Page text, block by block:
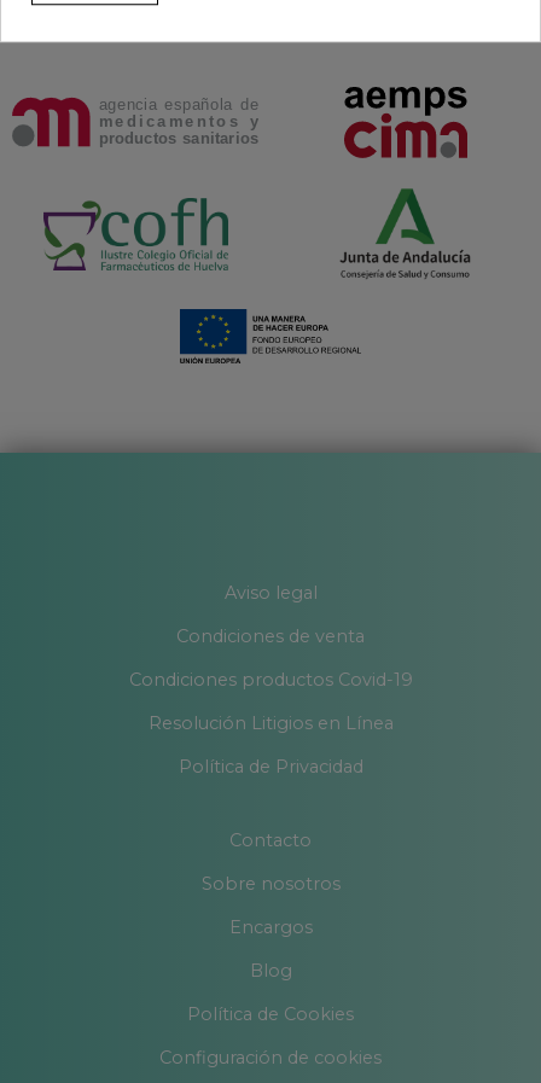
Aviso legal
Condiciones de venta
Condiciones productos Covid-19
Resolución Litigios en Línea
Política de Privacidad
Contacto
Sobre nosotros
Encargos
Blog
Política de Cookies
Configuración de cookies